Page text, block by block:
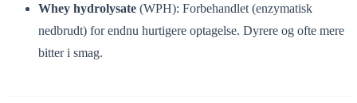
Whey hydrolysate (WPH): Forbehandlet (enzymatisk
nedbrudt) for endnu hurtigere optagelse. Dyrere og ofte mere
bitter i smag.